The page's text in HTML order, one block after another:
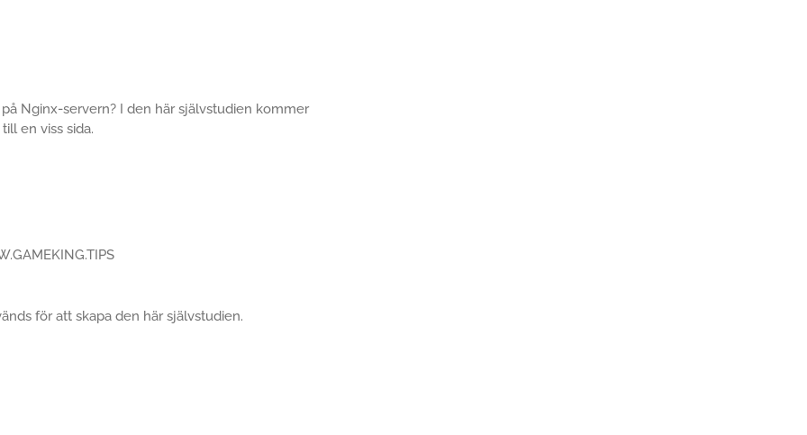
Nginx-servern? I den här självstudien kommer
en viss sida.
för att skapa den här självstudien.